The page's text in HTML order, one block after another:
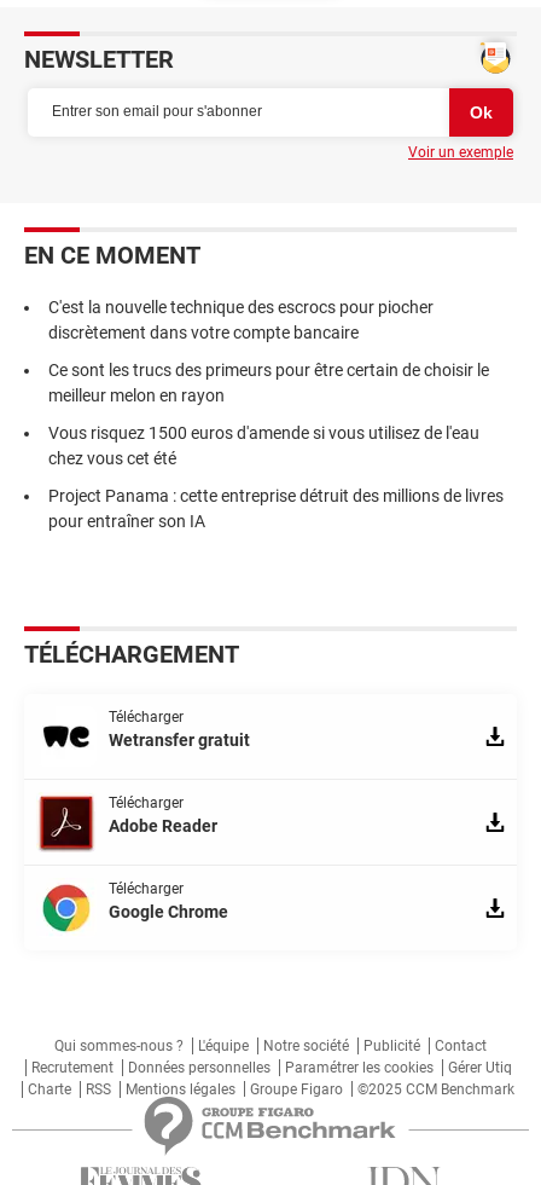
NEWSLETTER
Voir un exemple
EN CE MOMENT
C'est la nouvelle technique des escrocs pour piocher
discrètement dans votre compte bancaire
Ce sont les trucs des primeurs pour être certain de choisir le
meilleur melon en rayon
Vous risquez 1500 euros d'amende si vous utilisez de l'eau
chez vous cet été
Project Panama : cette entreprise détruit des millions de livres
pour entraîner son IA
TÉLÉCHARGEMENT
Télécharger
Wetransfer gratuit
Télécharger
Adobe Reader
Télécharger
Google Chrome
Qui sommes-nous ? L'équipe Notre société Publicité
Contact
Recrutement
Données personnelles Paramétrer les cookies
Gérer Utiq
Charte
RSS Mentions légales Groupe Figaro ©2025 CCM Benchmark